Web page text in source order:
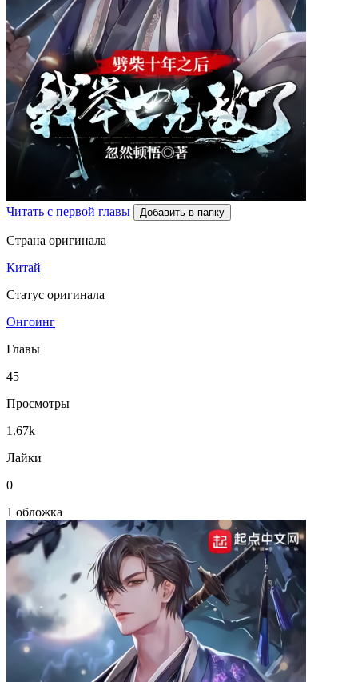
Читать с первой главы Добавить в папку
Страна оригинала
Китай
Статус оригинала
Онгоинг
Главы
45
Просмотры
1.67k
Лайки
0
1 обложка